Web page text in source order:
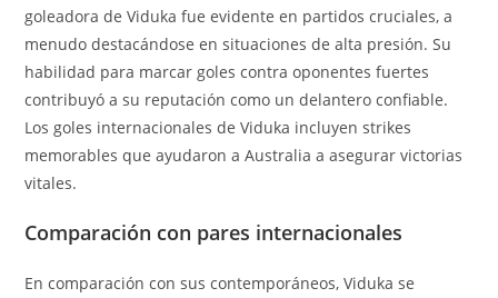
goleadora de Viduka fue evidente en partidos cruciales, a
menudo destacándose en situaciones de alta presión. Su
habilidad para marcar goles contra oponentes fuertes
contribuyó a su reputación como un delantero confiable.
Los goles internacionales de Viduka incluyen strikes
memorables que ayudaron a Australia a asegurar victorias
vitales.
Comparación con pares internacionales
En comparación con sus contemporáneos, Viduka se